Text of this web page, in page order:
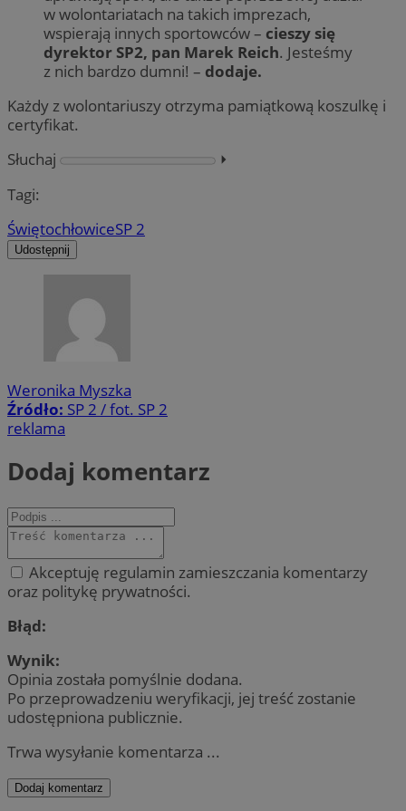
w wolontariatach na takich imprezach,
wspierają innych sportowców – cieszy się
dyrektor SP2, pan Marek Reich. Jesteśmy
z nich bardzo dumni! – dodaje.
Każdy z wolontariuszy otrzyma pamiątkową koszulkę i
certyfikat.
Słuchaj
⏵︎
Tagi:
ŚwiętochłowiceSP 2
Udostępnij
Weronika Myszka
Źródło: SP 2 / fot. SP 2
reklama
Dodaj komentarz
Akceptuję regulamin zamieszczania komentarzy
oraz politykę prywatności.
Błąd:
Wynik:
Opinia została pomyślnie dodana.
Po przeprowadzeniu weryfikacji, jej treść zostanie
udostępniona publicznie.
Trwa wysyłanie komentarza ...
Dodaj komentarz